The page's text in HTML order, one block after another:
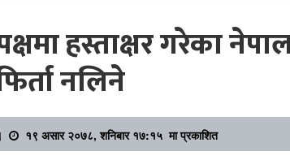
हस्ताक्षर गरेका
नलिने
१९ असार २०७८, शनिबार १७:१५ मा प्रकाशित